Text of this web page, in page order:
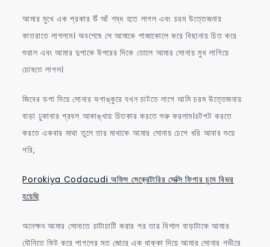
আমার মুখে এক প্রকার উঁ আঁ শব্ধ হতে লাগল এবং চরম উত্তেজনায়
কাতরাতে লাগলাম। অবশেষে সে আমাকে পাজাকোলে করে বিছানায় চিত করে
শুয়াল এবং আমার দুপাকে উপরের দিকে তোলে আমার সোনায় মুখ লাগিয়ে
চোষতে লাগল।
জিবের ডগা দিয়ে সোনার ভগাঙ্কুরে যখন চাটতে লাগে আমি চরম উত্তেজনায়
বাড়া ঢুকাবার প্রবল আকাঙ্খায় চিতকার করতে শুরু করলাম।চটপট করতে
করতে একবার মাথা তুলে তার মাথাকে আমার সোনায় চেপে ধরি আবার শুয়ে
পরি,
Porokiya Codacudi অফিস সেক্রেটারির সেক্সি ফিগার চুদে বিভর
হয়েছি
অনেক্ষন আমার সোনাতে চাটাচাটি করার পর তার বিশাল বাড়াটাকে আমার
যৌনিতে ফিট করে পাগলের মত জোরে এক ধাক্কা দিয়ে আমার সোনার গভীরে